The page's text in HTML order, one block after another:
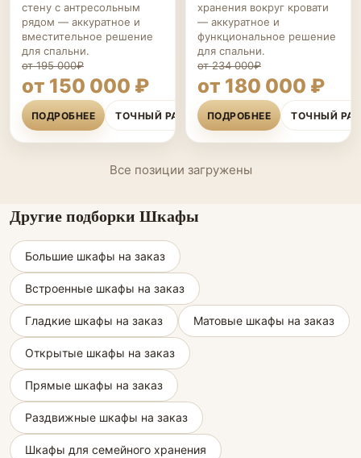
стену с антресольным
рядом — аккуратное и
вместительное решение
для спальни.
от 195 000₽
от 150 000 ₽
ПОДРОБНЕЕ ТОЧНЫЙ РАСЧЁТ
хранения вокруг кровати
— аккуратное и
функциональное решение
для спальни.
от 234 000₽
от 180 000 ₽
ПОДРОБНЕЕ ТОЧНЫЙ
Все позиции загружены
Другие подборки Шкафы
Большие шкафы на заказ
Встроенные шкафы на заказ
Гладкие шкафы на заказ Матовые шкафы на заказ
Открытые шкафы на заказ
Прямые шкафы на заказ
Раздвижные шкафы на заказ
Шкафы для семейного хранения